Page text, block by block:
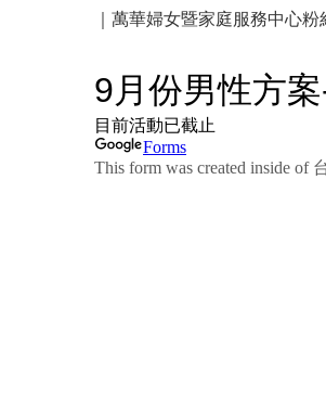
｜萬華婦女暨家庭服務中心